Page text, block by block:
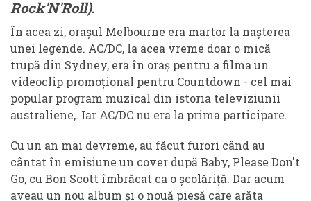
Rock'N'Roll).
În acea zi, orașul Melbourne era martor la nașterea
unei legende. AC/DC, la acea vreme doar o mică
trupă din Sydney, era în oraș pentru a filma un
videoclip promoțional pentru Countdown - cel mai
popular program muzical din istoria televiziunii
australiene,. Iar AC/DC nu era la prima participare.
Cu un an mai devreme, au făcut furori când au
cântat în emisiune un cover după Baby, Please Don't
Go, cu Bon Scott îmbrăcat ca o școlăriță. Dar acum
aveau un nou album și o nouă piesă care arăta